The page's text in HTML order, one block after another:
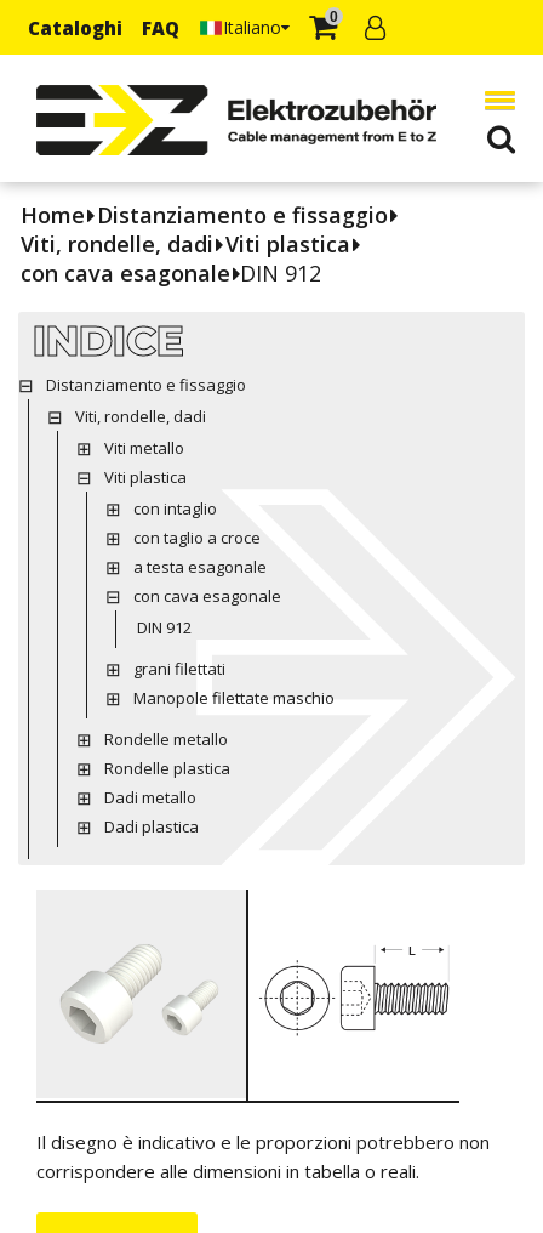
Cataloghi FAQ Italiano 0
Home Distanziamento e fissaggio
Viti, rondelle, dadi Viti plastica
con cava esagonale DIN 912
INDICE
Distanziamento e fissaggio
Viti, rondelle, dadi
Viti metallo
Viti plastica
con intaglio
con taglio a croce
a testa esagonale
con cava esagonale
DIN 912
grani filettati
Manopole filettate maschio
Rondelle metallo
Rondelle plastica
Dadi metallo
Dadi plastica
Il disegno è indicativo e le proporzioni potrebbero non
corrispondere alle dimensioni in tabella o reali.